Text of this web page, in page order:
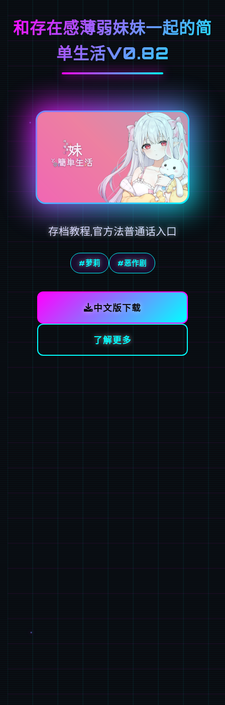
和存在感薄弱妹妹一起的简
单生活V0.82
存档教程,官方法普通话入口
#萝莉 #恶作剧
中文版下载
了解更多